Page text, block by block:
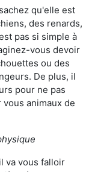
qu'elle est
des renards,
pas si simple à
vous devoir
ou des
De plus, il
pour ne pas
animaux de
va vous falloir